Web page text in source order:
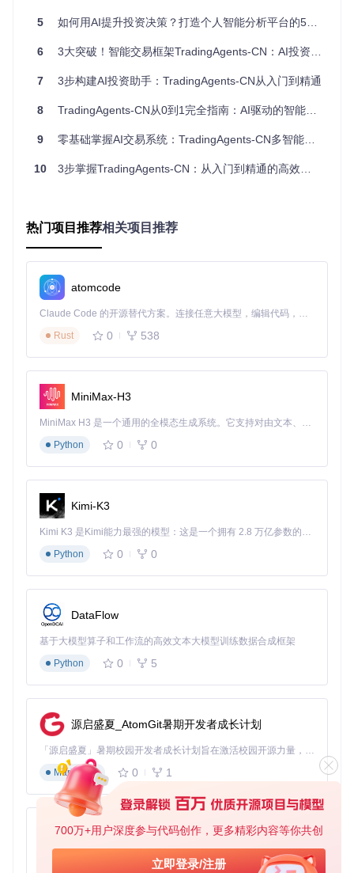
700万+用户深度参与代码创作，更多精彩内容等你共创
立即登录/注册
程——数据接入层如同症状收集，分析层如同各科室医生会
方案实施。
掌握量化投资的基本概念
过系统化的方式分析市场数据，识别交易机会。与传统主观投
高效性：能够同时处理大量市场信息
算法交易：自动执行预设交易规则的程序
风险管理
注意事项
化交易需要持续的策略优化和市场适应能力，以及对框架原理
的深入理解。
二、实践：从零开始搭建智能交易系统
掌握了基本概念后，如何将理论转化为实际操作？实践阶段将
交易系统的运作。
开始使用TradingAgents-CN前，需要完成以下准备工作：
系统环境配置
git clone https://gitcode.com/GitHub_Trending/tr/
# 安装依赖
cd
股、港股和美股市场数据。根据你的需求选择合适的数据
源并配置API密钥：
# 配置数据源示例
from
data_manager = DataSourceManager()
data_manager.add_source(
data_manager.add_source('akshare'
技巧提示：对于初学者，建议先使用免费数据源如akshare
5 如何用AI提升投资决策？打造个人智能分析平台的5个关键步骤
6 3大突破！智能交易框架TradingAgents-CN：AI投资革新实战指南
7 3步构建AI投资助手：TradingAgents-CN从入门到精通
8 TradingAgents-CN从0到1完全指南：AI驱动的智能交易系统入门
9 零基础掌握AI交易系统：TradingAgents-CN多智能体协作框架实战指南
10 3步掌握TradingAgents-CN：从入门到精通的高效零门槛实战指南
热门项目推荐相关项目推荐
atomcode
Claude Code 的开源替代方案。连接任意大模型，编辑代码，运行命令，自动验证 — 全自动执行。用 Rust 构建，极致性能。 ｜ An open-source alternative to Claude Code. Connect any LLM, edit code, run commands, and verify changes — autonomously. Built in Rust for speed. Get Started
Rust
0 538
MiniMax-H3
MiniMax H3 是一个通用的全模态生成系统。它支持对由文本、图像、视频和音频组成的多模态上下文进行统一理解，并能生成分辨率高达 2K、时长可达 15 秒的带原生立体声音频的视频。得益于面向任务泛化的系统设计，H3 在预训练阶段就已具备广泛的多模态上下文理解与生成能力，能够出色地执行复杂的多模态指令。
Python
0 0
Kimi-K3
Kimi K3 是Kimi能力最强的模型：这是一个拥有 2.8 万亿参数的混合专家（MoE）模型，具备原生视觉理解能力，并支持 100 万 token 的上下文窗口。
Python
0 0
DataFlow
基于大模型算子和工作流的高效文本大模型训练数据合成框架
Python
0 5
源启盛夏_AtomGit暑期开发者成长计划
「源启盛夏」暑期校园开发者成长计划旨在激活校园开源力量，通过积分激励、认证扶持、资源倾斜等形式，引导高校组织和开发者完成「入驻 — 建项目 — 做贡献 — 获认证 — 得资源」的完整闭环。无论你是想带领社团入驻平台的组织者，还是希望用代码贡献证明自己的开发者，都能在这里找到属于你的成长路径。
Markdown
0 1
py-xiaozhi
基于Python的Xiaozhi AI，适用于想要完整Xiaozhi体验而无需拥有专用硬件的用户。